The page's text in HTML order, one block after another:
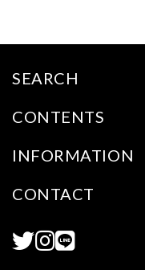
SEARCH
CONTENTS
INFORMATION
CONTACT